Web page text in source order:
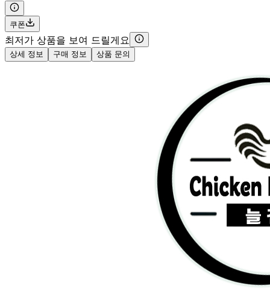
쿠폰
최저가 상품을 보여 드릴게요
상세 정보 구매 정보 상품 문의